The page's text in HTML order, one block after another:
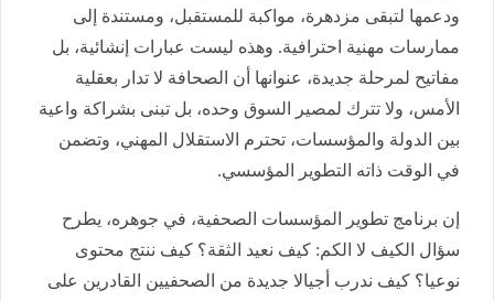
ودعمها لتبقى مزدهرة، مواكبة للمستقبل، ومستندة إلى
ممارسات مهنية احترافية. وهذه ليست عبارات إنشائية، بل
مفاتيح لمرحلة جديدة، عنوانها أن الصحافة لا تدار بعقلية
الأمس، ولا تترك لمصير السوق وحده، بل تبنى بشراكة واعية
بين الدولة والمؤسسات، تحترم الاستقلال المهني، وتضمن
في الوقت ذاته التطوير المؤسسي.
إن برنامج تطوير المؤسسات الصحفية، في جوهره، يطرح
سؤال الكيف لا الكم: كيف نعيد الثقة؟ كيف ننتج محتوى
نوعيا؟ كيف ندرب أجيالا جديدة من الصحفيين القادرين على